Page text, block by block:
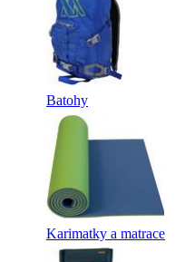
Batohy
Karimatky a matrace